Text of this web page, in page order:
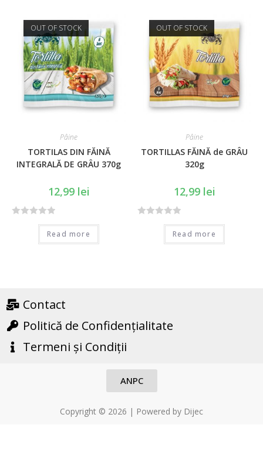
OUT OF STOCK
Pâine
TORTILAS DIN FĂINĂ
INTEGRALĂ DE GRÂU 370g
12,99 lei
o
u
t
f
Read more
OUT OF STOCK
Pâine
TORTILLAS FĂINĂ de GRÂU
320g
12,99 lei
t
Read more
Contact
Politică de Confidențialitate
Termeni și Condiții
ANPC
Copyright © 2026 | Powered by Dijec